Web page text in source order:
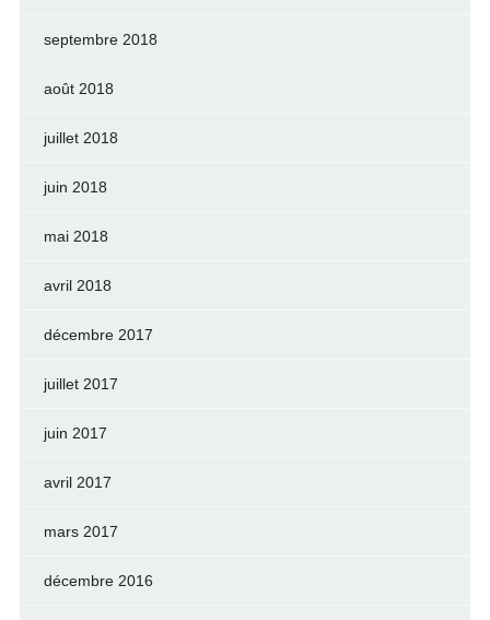
septembre 2018
août 2018
juillet 2018
juin 2018
mai 2018
avril 2018
décembre 2017
juillet 2017
juin 2017
avril 2017
mars 2017
décembre 2016